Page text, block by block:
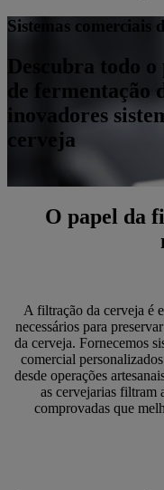
Sistemas comerciais
Descubra todo
de fermentação
inovadores
cerveja
O papel da
A filtração da cerveja é
necessários para
da cerveja. Fornecemos
comercial
desde operações
as cervejarias filtram
comprovadas que